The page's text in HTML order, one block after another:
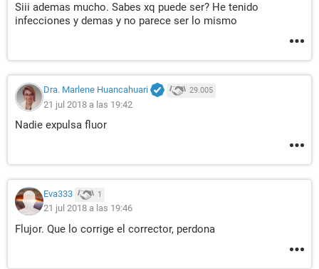
Siii ademas mucho. Sabes xq puede ser? He tenido
infecciones y demas y no parece ser lo mismo
Dra. Marlene Huancahuari 29.005
21 jul 2018 a las 19:42
Nadie expulsa fluor
Eva333 1
21 jul 2018 a las 19:46
Flujor. Que lo corrige el corrector, perdona